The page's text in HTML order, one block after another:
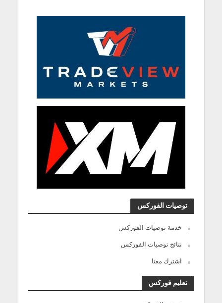
توصيات الفوركس
خدمة توصيات الفوركس
نتائج توصيات الفوركس
اشترك معنا
تعليم فوركس